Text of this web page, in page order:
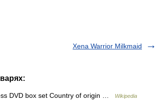
Xena Warrior Milkmaid
DVD box set Country of origin … Wikipedia